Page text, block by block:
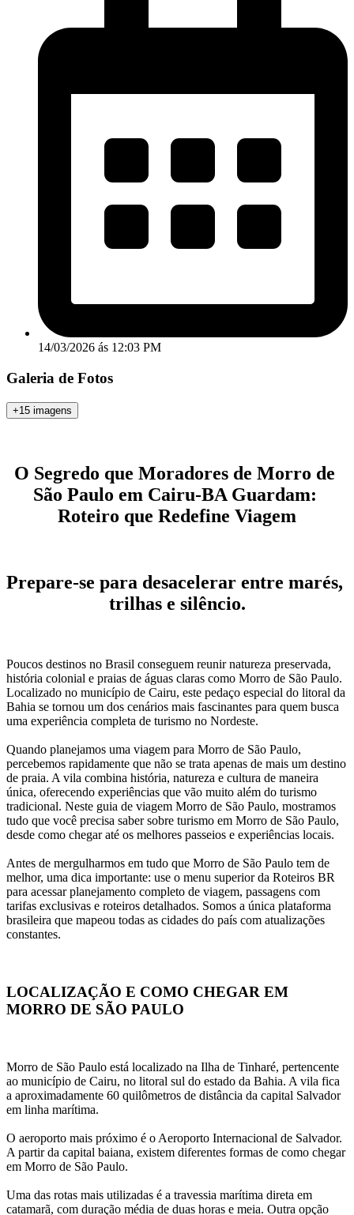
14/03/2026 ás 12:03 PM
Galeria de Fotos
+15 imagens
O Segredo que Moradores de Morro de
São Paulo em Cairu-BA Guardam:
Roteiro que Redefine Viagem
Prepare-se para desacelerar entre marés,
trilhas e silêncio.
Poucos destinos no Brasil conseguem reunir natureza preservada,
história colonial e praias de águas claras como Morro de São Paulo.
Localizado no município de Cairu
Bahia se tornou um dos cenários mais fascinantes para quem busca
uma experiência completa de turismo no Nordeste.
Quando planejamos uma viagem para Morro de São Paulo,
percebemos rapidamente que não se trata apenas de mais um destino
de praia. A vila combina história, natureza e cultura de maneira
única, oferecendo experiências que vão muito além do turismo
tradicional. Neste guia de viagem Morro de São Paulo, mostramos
tudo que você precisa saber sobre turismo em Morro de São Paulo,
desde como chegar até os melhores passeios e experiências locais.
Antes de mergulharmos em tudo que Morro de São Paulo tem de
melhor, uma dica importante: use o menu superior da Roteiros BR
para acessar planejamento completo de viagem, passagens com
tarifas exclusivas e roteiros detalhados. Somos a única plataforma
brasileira que mapeou todas as cidades do país com atualizações
constantes.
LOCALIZAÇÃO E COMO CHEGAR EM
MORRO DE SÃO PAULO
Morro de São Paulo está localizado na Ilha de Tinharé, pertencente
ao município de Cairu, no litoral sul do estado da Bahia. A vila fica
a aproximadamente 60 quilômetros de distância da capital Salvador
em linha marítima.
O aeroporto mais próximo é o Aeroporto Internacional de Salvador.
A partir da capital baiana, existem diferentes formas de como chegar
em Morro de São Paulo.
Uma das rotas mais utilizadas é a travessia marítima direta em
catamarã, com duração média de duas horas e meia. Outra opção